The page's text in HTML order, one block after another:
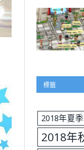
標籤
2018年夏
2018年